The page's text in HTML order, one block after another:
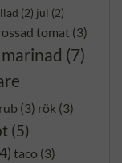
(2) jul (2)
tomat (3)
marinad (7)
rub (3) rök (3)
(5)
taco (3)